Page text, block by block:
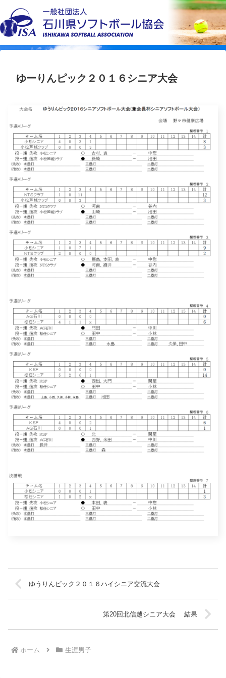
ゆーりんピック２０１６シニア大会
ゆうりんピック２０１６ハイシニア交流大会
第20回北信越シニア大会 結果
ホーム 生涯男子